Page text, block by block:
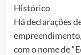
Histórico
Há declarações
com o nome de